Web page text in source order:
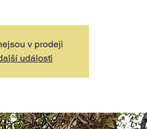
v prodeji
události